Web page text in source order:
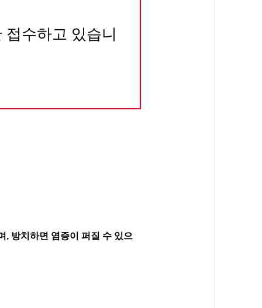
접수하고 있습니
, 방치하면 염증이 퍼질 수 있으